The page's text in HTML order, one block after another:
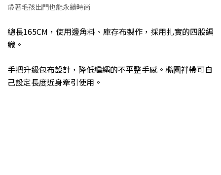
帶著毛孩出門也能永續時尚
總長165CM，使用邊角料、庫存布製作，採用扎實的四股編
織。
手把升級包布設計，降低編繩的不平整手感。橢圓袢帶可自
己設定長度近身牽引使用。